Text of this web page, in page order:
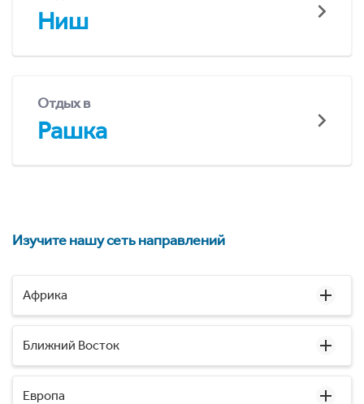
Ниш
Отдых в
Рашка
Изучите нашу сеть направлений
Африка
Ближний Восток
Европа